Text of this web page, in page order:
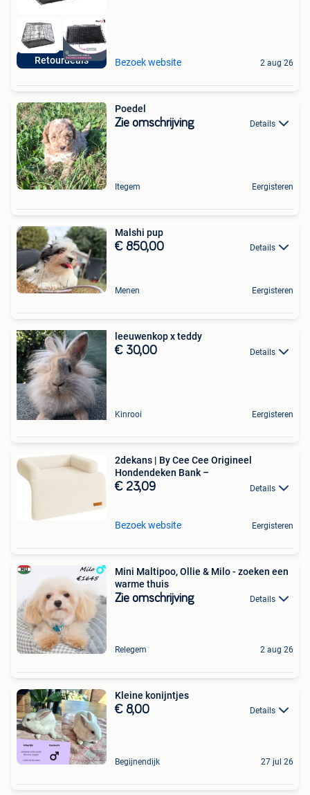
Retourdeals Bezoek website 2 aug 26
Poedel
Zie omschrijving Details
Itegem Eergisteren
Malshi pup
€ 850,00 Details
Menen Eergisteren
leeuwenkop x teddy
€ 30,00 Details
Kinrooi Eergisteren
2dekans | By Cee Cee Origineel
Hondendeken Bank –
€ 23,09 Details
Bezoek website Eergisteren
Mini Maltipoo, Ollie & Milo - zoeken een
warme thuis
Zie omschrijving Details
Relegem 2 aug 26
Kleine konijntjes
€ 8,00 Details
Begijnendijk 27 jul 26